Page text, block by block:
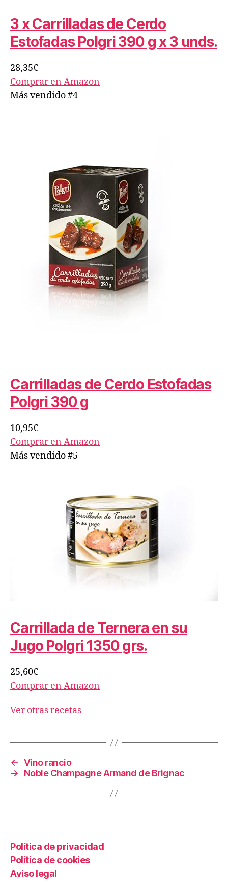
3 x Carrilladas de Cerdo
Estofadas Polgri 390 g x 3 unds.
28,35€
Comprar en Amazon
Más vendido #4
Carrilladas de Cerdo Estofadas
Polgri 390 g
10,95€
Comprar en Amazon
Más vendido #5
Carrillada de Ternera en su
Jugo Polgri 1350 grs.
25,60€
Comprar en Amazon
Ver otras recetas
← Vino rancio
→
Noble Champagne Armand de Brignac
Política de privacidad
Política de cookies
Aviso legal